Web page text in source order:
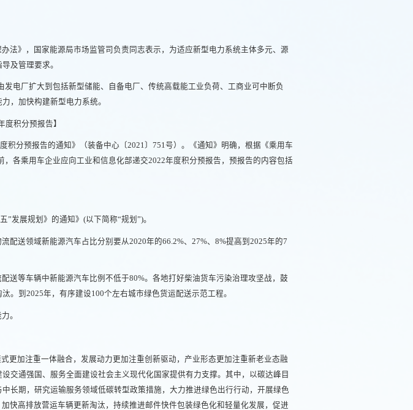
法》，国家能源局市场监管司负责同志表示，为适应新型电力系统主体多元、源
及管理要求。
电厂扩大到包括新型储能、自备电厂、传统高载能工业负荷、工商业可中断负
，加快构建新型电力系统。
积分预报告】
分预报告的通知》（装备中心〔2021〕751号）。《通知》明确，根据《乘用车
各乘用车企业应向工业和信息化部递交2022年度积分预报告，预报告的内容包括
发展规划》的通知》(以下简称“规划”)。
送领域新能源汽车占比分别要从2020年的66.2%、27%、8%提高到2025年的7
送等车辆中新能源汽车比例不低于80%。各地打好柴油货车污染治理攻坚战，鼓
。到2025年，有序建设100个左右城市绿色货运配送示范工程。
。
更加注重一体融合，发展动力更加注重创新驱动，产业形态更加注重新老业态融
交通强国、服务全面建设社会主义现代化国家提供有力支撑。其中，以碳达峰目
长期，研究运输服务领域低碳转型政策措施，大力推进绿色出行行动，开展绿色
快高排放营运车辆更新淘汰，持续推进邮件快件包装绿色化和轻量化发展，促进